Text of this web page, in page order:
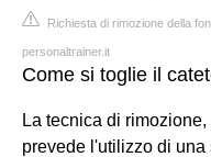
Richiesta di rimozione della
personaltrainer.it
Come si toglie il
La tecnica di
prevede l'utilizzo di